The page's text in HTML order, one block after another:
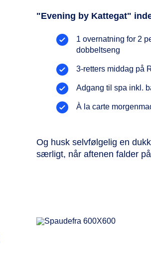
"Evening by Kattegat"
1 overnatning for 2
dobbeltseng
3-retters middag på
Adgang til spa inkl.
À la carte
Og husk selvfølgelig en
særligt, når aftenen falder